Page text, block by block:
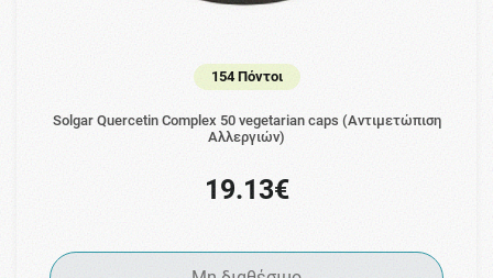
154 Πόντοι
Solgar Quercetin Complex 50 vegetarian caps (Αντιμετώπιση
Αλλεργιών)
19.13€